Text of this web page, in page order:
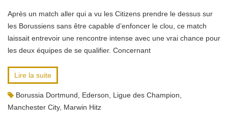
Après un match aller qui a vu les Citizens prendre le dessus sur
les Borussiens sans être capable d’enfoncer le clou, ce match
laissait entrevoir une rencontre intense avec une vrai chance pour
les deux équipes de se qualifier. Concernant
Lire la suite
Borussia Dortmund Ederson Ligue des Champion
Manchester City, Marwin Hitz